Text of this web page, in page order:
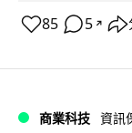
85 5 ↗
商業科技 資訊